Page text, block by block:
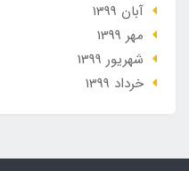
آبان 1399
مهر 1399
شهریور 1399
خرداد 1399